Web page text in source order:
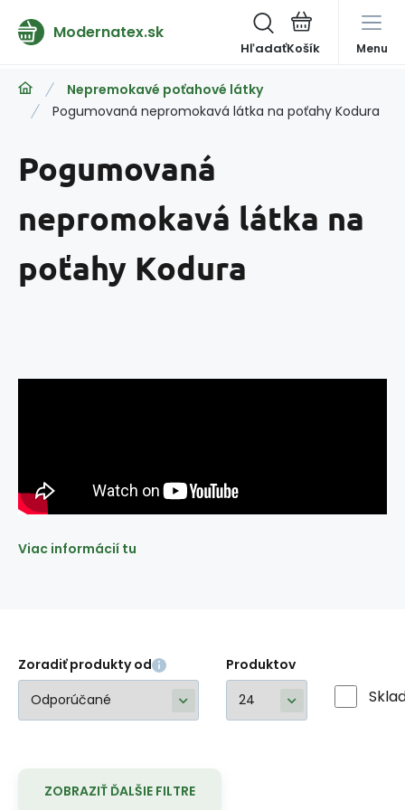
Modernatex.sk
Hľadať Menu
Nepremokavé poťahové látky
Pogumovaná nepromokavá látka na poťahy Kodura
Pogumovaná
nepromokavá látka na
poťahy Kodura
Viac informácií tu
Zoradiť produkty od Produktov
ZOBRAZIŤ ĎALŠIE FILTRE